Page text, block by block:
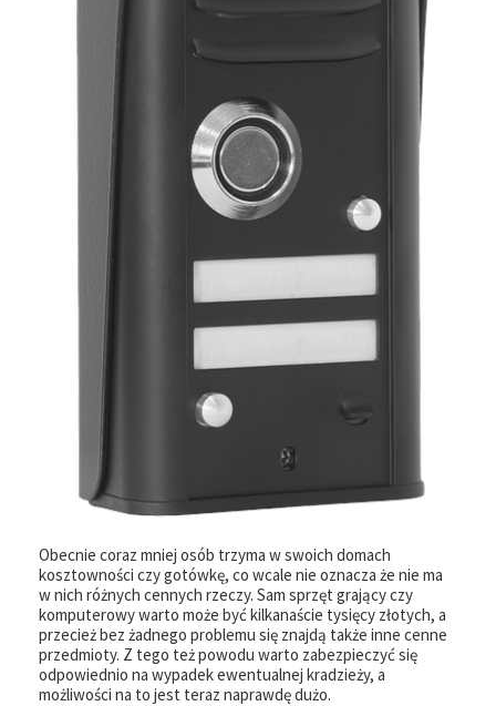
Obecnie coraz mniej osób trzyma w swoich domach
kosztowności czy gotówkę, co wcale nie oznacza że nie ma
w nich różnych cennych rzeczy. Sam sprzęt grający czy
komputerowy warto może być kilkanaście tysięcy złotych, a
przecież bez żadnego problemu się znajdą także inne cenne
przedmioty. Z tego też powodu warto zabezpieczyć się
odpowiednio na wypadek ewentualnej kradzieży, a
możliwości na to jest teraz naprawdę dużo.